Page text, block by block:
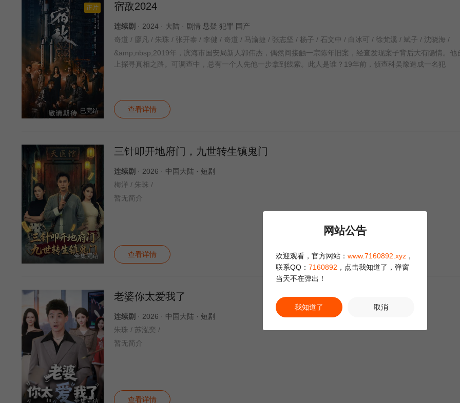
正片
已完结
宿敌2024
连续剧 · 2024 · 大陆 · 剧情 悬疑 犯罪 国产
奇道 / 廖凡 / 朱珠 / 张开泰 / 李健 / 奇道 / 马渝捷 / 张志坚 / 杨子 / 石文中 / 白冰可 / 徐梵溪 / 斌子 / 沈晓海 /
&amp;nbsp;2019年，滨海市国安局新人郭伟杰，偶然间接触一宗陈年旧案，经查发现案子背后大有隐情。他
上探寻真相之路。可调查中，总有一个人先他一步拿到线索。此人是谁？19年前，侦查科吴豫造成一名犯
查看详情
全集完结
三针叩开地府门，九世转生镇鬼门
连续剧 · 2026 · 中国大陆 · 短剧
梅洋 / 朱珠 /
暂无简介
查看详情
全集完结
老婆你太爱我了
连续剧 · 2026 · 中国大陆 · 短剧
朱珠 / 苏泓奕 /
暂无简介
查看详情
网站公告
欢迎观看，官方网站： www.7160892.xyz ，
联系QQ： 7160892 ，点击我知道了，弹窗
当天不在弹出！
我知道了 取消